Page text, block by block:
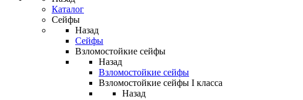
Каталог
Сейфы
Назад
Сейфы
Взломостойкие сейфы
Назад
Взломостойкие сейфы
Взломостойкие сейфы I класса
Назад